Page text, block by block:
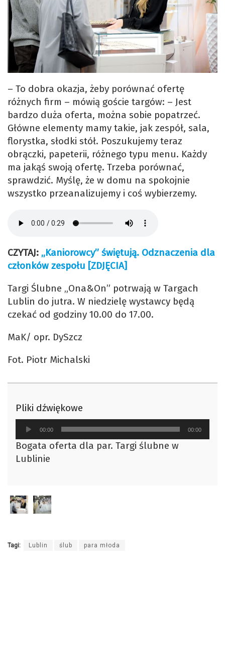
– To dobra okazja, żeby porównać ofertę
różnych firm – mówią goście targów: – Jest
bardzo duża oferta, można sobie popatrzeć.
Główne elementy mamy takie, jak zespół, sala,
florystka, słodki stół. Poszukujemy teraz
obrączki, papeterii, różnego typu menu. Każdy
ma jakąś swoją ofertę. Trzeba porównać,
sprawdzić. Myślę, że w domu na spokojnie
wszystko przeanalizujemy i coś wybierzemy.
CZYTAJ: „Kaniorowcy” świętują. Odznaczenia dla
członków zespołu [ZDJĘCIA]
Targi Ślubne „Ona&On” potrwają w Targach
Lublin do jutra. W niedzielę wystawcy będą
czekać od godziny 10.00 do 17.00.
MaK/ opr. DySzcz
Fot. Piotr Michalski
Pliki dźwiękowe
Odtwarzacz
plików
dźwiękowych
00:00 00:00
Bogata oferta dla par. Targi ślubne w
Lublinie
Tagi: Lublin ślub para młoda